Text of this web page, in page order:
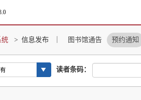
统 > 信息发布 图书馆通告 预约通知
读者条码：